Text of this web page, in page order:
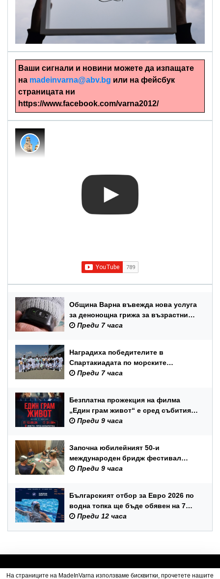
Ръчно изрязани картини
Ваши сигнали и новини можете да изпащате
на madeinvarna@abv.bg или на фейсбук
страницата ни
https://www.facebook.com/varna2012/
Община Варна въвежда нова услуга
за денонощна грижа за възрастни
хора и лица с трайни увреждания
Преди 7 часа
Наградиха победителите в
Спартакиадата по морските
спортове на Военноморските сили
Преди 7 часа
Безплатна прожекция на филма
„Един грам живот“ е сред събитията
за Международния ден на младежта
Преди 9 часа
Започна юбилейният 50-и
международен бридж фестивал
„Варна“
Преди 9 часа
Българският отбор за Евро 2026 по
водна топка ще бъде обявен на 7
август
Преди 12 часа
На страниците на MadeInVarna използваме бисквитки, прочетете нашите